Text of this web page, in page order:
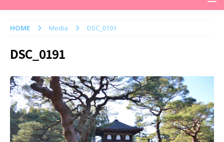
HOME Media DSC_0191
DSC_0191